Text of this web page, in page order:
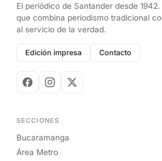
El periódico de Santander desde
que combina periodismo tradicional
al servicio de la verdad.
Edición impresa Contacto
SECCIONES
Bucaramanga
Área Metro